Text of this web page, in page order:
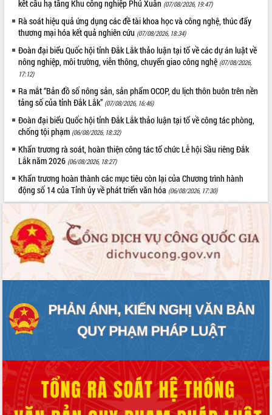
Hội thảo khoa học “Giải pháp thúc đẩy
phát triển nền kinh tế xanh tại tỉnh
Đắk Lắk”
Tăng cường giám sát, đôn đốc thực
hiện nhiệm vụ quản lý tài sản công
hàng tuần
Tháo gỡ những vướng mắc, đẩy mạnh
công tác cải cách thủ tục hành chính
tại Trung tâm Phục vụ hành chính
công tỉnh
Đắk Lắk: Tôn vinh 46 giải pháp tại Hội
thi Sáng tạo Kỹ thuật 2024 - 2025
Đắk Lắk rà soát, điều chỉnh Đề án 190
về phát triển nuôi trồng thủy sản
Phó Chủ tịch UBND tỉnh Đắk Lắk
Trương Công Thái kiểm tra thực địa
Dự án cao tốc Khánh Hòa - Buôn Ma
Thuột
Định vị cà phê Việt Nam như một “di
sản sống” trong dòng chảy toàn cầu
Quyết liệt tháo gỡ vướng mắc, đẩy
nhanh tiến độ các dự án trọng điểm
trong Khu kinh tế Nam Phú Yên
tồn biển
Lấy ý kiến điều chỉnh Quy hoạch tỉnh
Đắk Lắk thời kỳ 2021-2030, tầm nhìn
đến năm 2050
kết cấu hạ tầng Khu công nghiệp Phú Xuân (07/08/2026, 19:47)
Rà soát hiệu quả ứng dụng các đề tài khoa học và công nghệ, thúc đẩy
thương mại hóa kết quả nghiên cứu (07/08/2026, 18:34)
Đoàn đại biểu Quốc hội tỉnh Đắk Lắk thảo luận tại tổ về các dự án luật về
nông nghiệp, môi trường, viễn thông, chuyển giao công nghệ (07/08/2026,
17:12)
Ra mắt “Bản đồ số nông sản, sản phẩm OCOP, du lịch thôn buôn trên nền
tảng số của tỉnh Đắk Lắk” (07/08/2026, 16:46)
Đoàn đại biểu Quốc hội tỉnh Đắk Lắk thảo luận tại tổ về công tác phòng,
chống tội phạm (06/08/2026, 18:32)
Khẩn trương rà soát, hoàn thiện công tác tổ chức Lễ hội Sầu riêng Đắk
Lắk năm 2026 (06/08/2026, 18:27)
Khẩn trương hoàn thành các mục tiêu còn lại của Chương trình hành
động số 14 của Tỉnh ủy về phát triển văn hóa (06/08/2026, 17:30)